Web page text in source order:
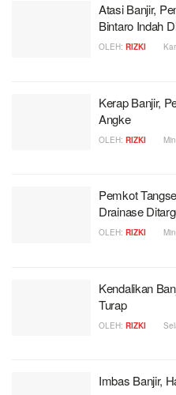
Atasi Banjir,
Bintaro Indah
OLEH: RIZKI
Kerap Banjir,
Angke
OLEH: RIZKI
Pemkot
Drainase
OLEH: RIZKI
Kendalikan
Turap
OLEH: RIZKI
Imbas Banjir,